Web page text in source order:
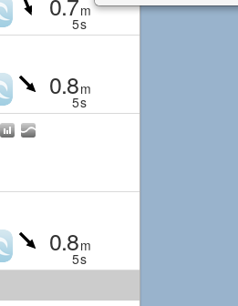
m
5s
0.8m
5s
0.8m
5s